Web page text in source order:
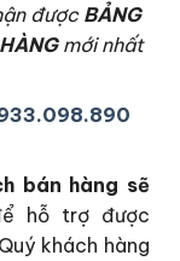
được BẢNG
mới nhất
bán hàng sẽ
hỗ trợ được
khách hàng